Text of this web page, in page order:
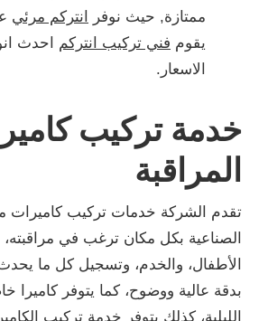
ممتازة, حيث نوفر
انتركم مرئي
يقوم فني تركيب انتركم
احدث
الاسعار.
خدمة تركيب
المراقبة
تقدم الشركة خدمات تركيب كاميرات
الصناعية بكل مكان ترغب في
الأطفال، والخدم، وتسجيل كل ما
بدقة عالية ووضوح، كما يتوفر كاميرا
الليلية، كذلك يتوفر خدمة تركيب